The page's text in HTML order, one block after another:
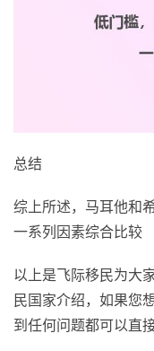
总结
综上所述，马耳他和
一系列因素综合比较
以上是飞际移民为大
民国家介绍，如果您
到任何问题都可以直